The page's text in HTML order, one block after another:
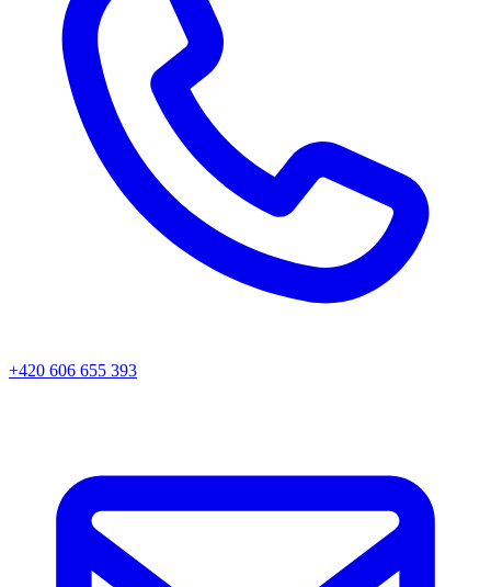
+420 606 655 393